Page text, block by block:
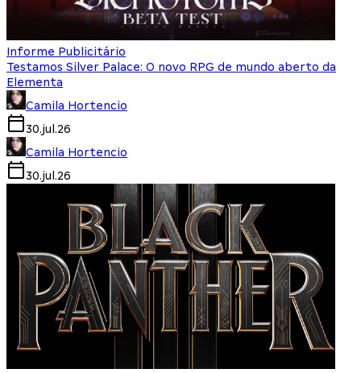
Informe Publicitário
Testamos Silver Palace: O novo RPG de mundo aberto da
Elementa
Camila Hortencio
30.jul.26
Camila Hortencio
30.jul.26